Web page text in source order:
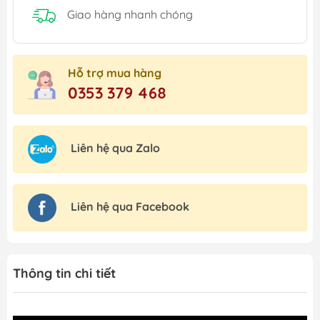
Giao hàng nhanh chóng
Hỗ trợ mua hàng
0353 379 468
Liên hệ qua Zalo
Liên hệ qua Facebook
Thông tin chi tiết